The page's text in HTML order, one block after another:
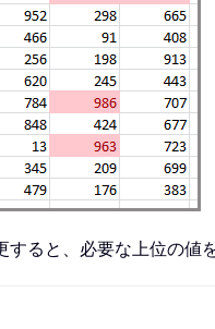
ると、必要な上位の値